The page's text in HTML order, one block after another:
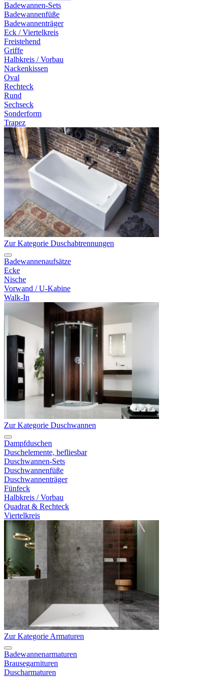
Badewannen-Sets
Badewannenfüße
Badewannenträger
Eck / Viertelkreis
Freistehend
Griffe
Halbkreis / Vorbau
Nackenkissen
Oval
Rechteck
Rund
Sechseck
Sonderform
Trapez
Zur Kategorie Duschabtrennungen
Badewannenaufsätze
Ecke
Nische
Vorwand / U-Kabine
Walk-In
Zur Kategorie Duschwannen
Dampfduschen
Duschelemente, befliesbar
Duschwannen-Sets
Duschwannenfüße
Duschwannenträger
Fünfeck
Halbkreis / Vorbau
Quadrat & Rechteck
Viertelkreis
Zur Kategorie Armaturen
Badewannenarmaturen
Brausegarnituren
Duscharmaturen